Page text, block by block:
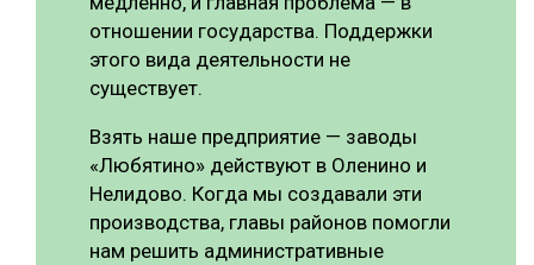
отношении государства. Поддержки
этого вида деятельности не
существует.
Взять наше предприятие — заводы
«Любятино» действуют в Оленино и
Нелидово. Когда мы создавали эти
производства, главы районов помогли
нам решить административные